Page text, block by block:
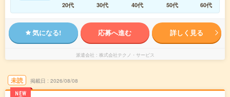
20代
30代 40代 50代 60代
気になる! 応募へ進む 詳しく見る
派遣会社 株式会社テクノ・サービス
未読
NEW
掲載日 2026/08/08